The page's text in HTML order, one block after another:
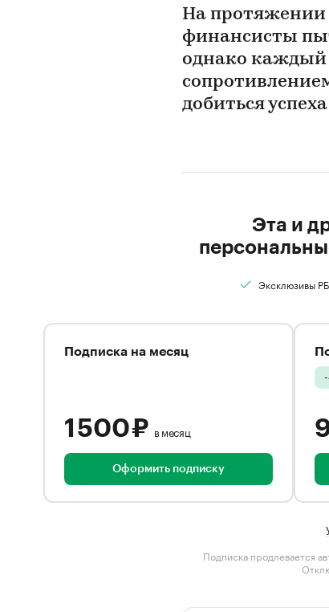
На протяжении
финансисты
однако каждый
добиться
Эта и
Эксклюзивы
Подписка на месяц
1 500 ₽ в месяц
Оформить подписку
Подписка продлевается